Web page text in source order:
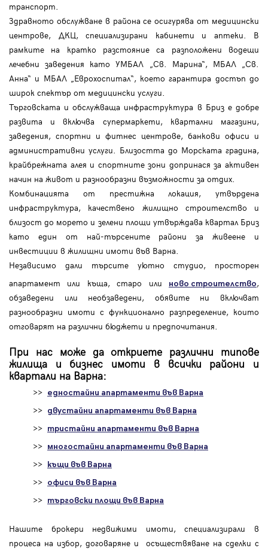
транспорт.
Здравното обслужване в района се осигурява от медицински
центрове, ДКЦ, специализирани кабинети и аптеки. В
рамките на кратко разстояние са разположени водещи
лечебни заведения като УМБАЛ „Св. Марина“, МБАЛ „Св.
Анна“ и МБАЛ „Еврохоспитал“, което гарантира достъп до
широк спектър от медицински услуги.
Търговската и обслужваща инфраструктура в Бриз е добре
развита и включва супермаркети, квартални магазини,
заведения, спортни и фитнес центрове, банкови офиси и
административни услуги. Близостта до Морската градина,
крайбрежната алея и спортните зони допринася за активен
начин на живот и разнообразни възможности за отдих.
Комбинацията от престижна локация, утвърдена
инфраструктура, качествено жилищно строителство и
близост до морето и зелени площи утвърждава квартал Бриз
като един от най-търсените райони за живеене и
инвестиции в жилищни имоти във Варна.
Независимо дали търсите уютно студио, просторен
апартамент или къща, старо или
ново строителство,
обзаведени или необзаведени, обявите ни включват
разнообразни имоти с функционално разпределение, които
отговарят на различни бюджети и предпочитания.
При нас може да откриете различни типове
жилища и бизнес имоти в всички райони и
квартали на Варна:
>> едностайни апартаменти във Варна
>> двустайни апартаменти във Варна
>> тристайни апартаменти във Варна
>> многостайни апартаменти във Варна
>> къщи във Варна
>> офиси във Варна
>> търговски площи във Варна
Нашите брокери недвижими имоти, специализирали в
процеса на избор, договаряне и осъществяване на сделки с